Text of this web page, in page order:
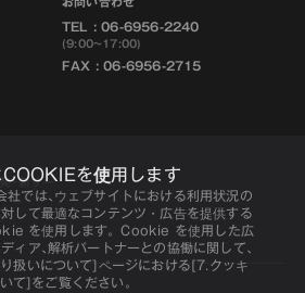
を使用します
社では､ウェブサイトにおける利用状況の
して最適なコンテンツ・広告を提供する
を使用します。Cookie を使用した広
ィア､解析パートナーとの協働に関して､
扱いについて]ページにおける[7.クッキ
て]をご覧ください。
発･新サー
TEL :06-6956-2240
(9:00~17:00)
FAX : 06-6956-2715